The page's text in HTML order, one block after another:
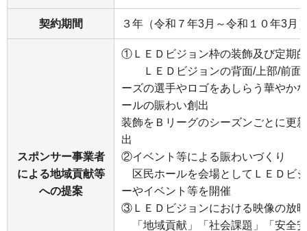
契約期間 ３年（令和７年3月～令和１０年3月
スポンサー事業者
による地域貢献等
への提案
①ＬＥＤビジョン枠の装飾及び定期
ＬＥＤビジョンの背面/上部/前面
ーズの選手やロゴをあしらう華やか
ールの賑わい創出
装飾をＢリーグのシーズンごとに更
出
②イベント等による賑わいづくり
区民ホールを会場としてＬＥＤビ
ーやイベント等を開催
③ＬＥＤビジョンにおける映像の放映
「地域貢献」「社会課題」「安全